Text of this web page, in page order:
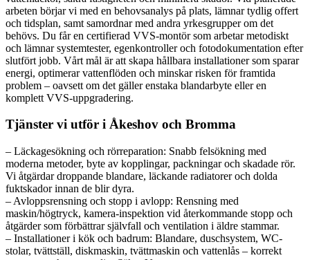
arbeten börjar vi med en behovsanalys på plats, lämnar tydlig offert
och tidsplan, samt samordnar med andra yrkesgrupper om det
behövs. Du får en certifierad VVS-montör som arbetar metodiskt
och lämnar systemtester, egenkontroller och fotodokumentation efter
slutfört jobb. Vårt mål är att skapa hållbara installationer som sparar
energi, optimerar vattenflöden och minskar risken för framtida
problem – oavsett om det gäller enstaka blandarbyte eller en
komplett VVS-uppgradering.
Tjänster vi utför i Åkeshov och Bromma
– Läckagesökning och rörreparation: Snabb felsökning med
moderna metoder, byte av kopplingar, packningar och skadade rör.
Vi åtgärdar droppande blandare, läckande radiatorer och dolda
fuktskador innan de blir dyra.
– Avloppsrensning och stopp i avlopp: Rensning med
maskin/högtryck, kamera-inspektion vid återkommande stopp och
åtgärder som förbättrar självfall och ventilation i äldre stammar.
– Installationer i kök och badrum: Blandare, duschsystem, WC-
stolar, tvättställ, diskmaskin, tvättmaskin och vattenlås – korrekt